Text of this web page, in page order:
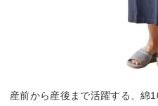
産前から産後まで活躍する、綿